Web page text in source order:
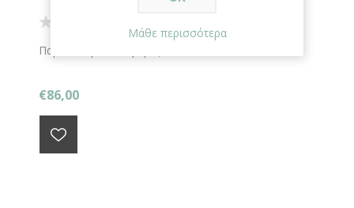
Παράδοση σε 1-3 μέρες
€86,00
Μάθε περισσότερα